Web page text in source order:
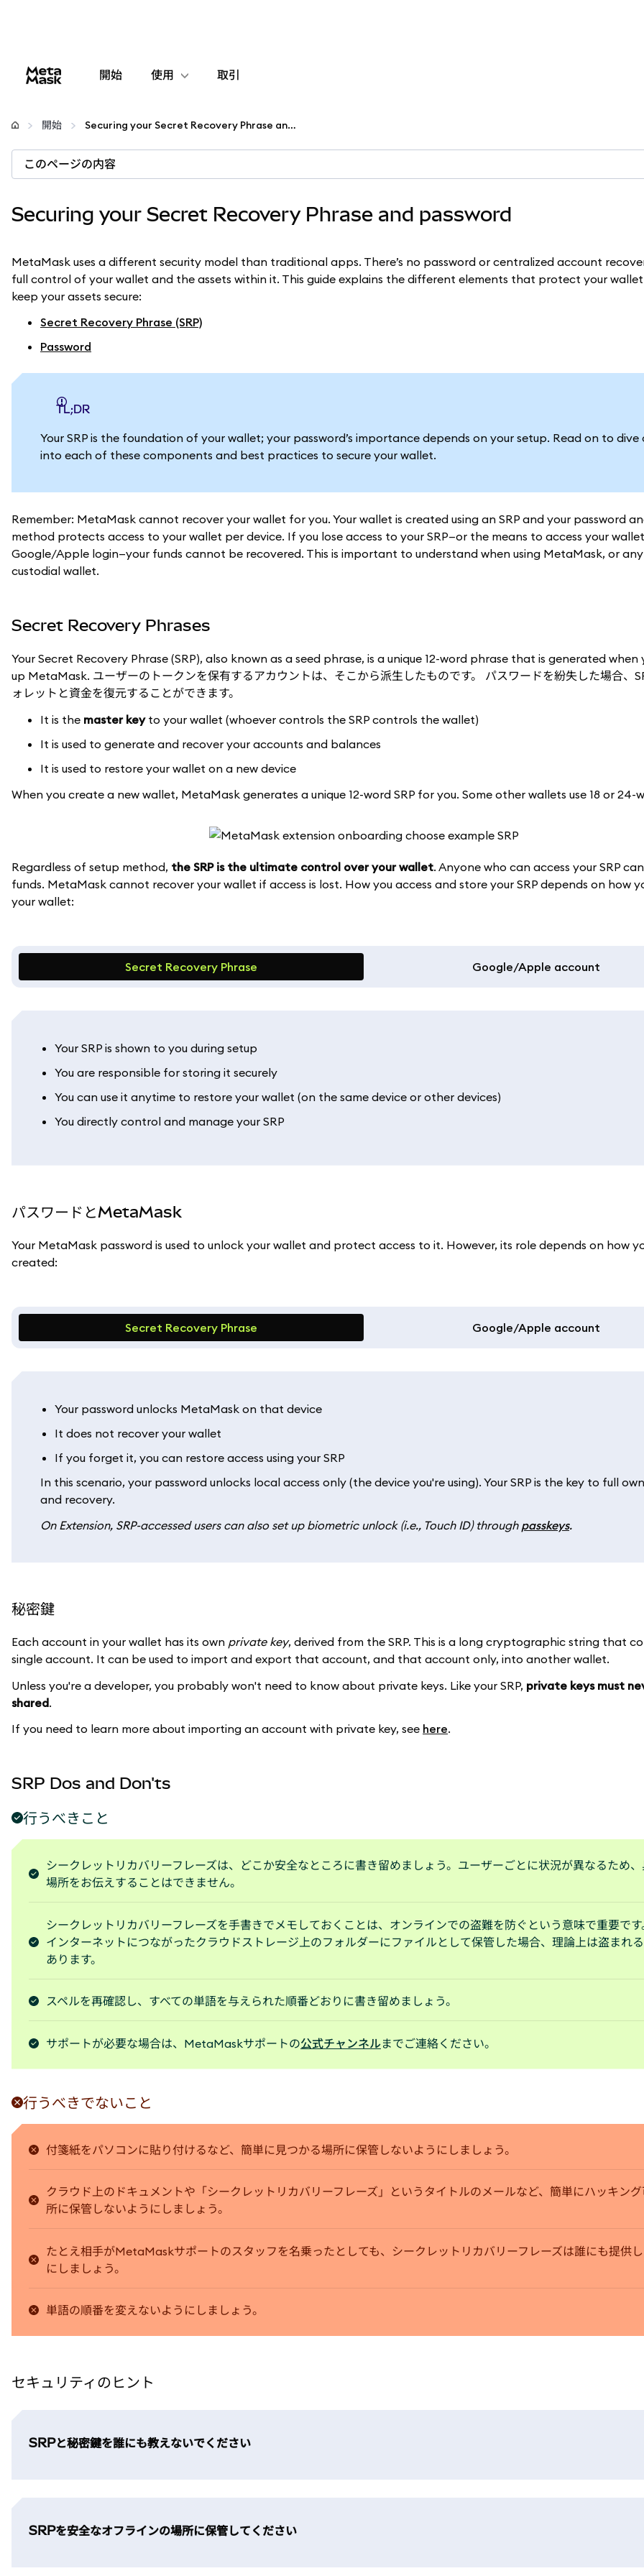
開始 使用
設定
仮想通貨の管理
取引
開始 Securing your Secret Recovery Phrase and password
このページの内容
Securing your Secret Recovery Phrase and password
MetaMask uses a different security model than traditional apps. There’s no password or centralized account
full control of your wallet and the assets within it. This guide explains the different elements that protect your
keep your assets secure:
Secret Recovery Phrase (SRP)
Password
TL;DR
Your SRP is the foundation of your wallet; your password’s importance depends on your setup. Read on to dive
into each of these components and best practices to secure your wallet.
Remember: MetaMask cannot recover your wallet for you. Your wallet is created using an SRP and your password
method protects access to your wallet per device. If you lose access to your SRP—or the means to access your
Google/Apple login—your funds cannot be recovered. This is important to understand when using MetaMask, or
custodial wallet.
Secret Recovery Phrases
Your Secret Recovery Phrase (SRP), also known as a seed phrase, is a unique 12-word phrase that is generated when
up MetaMask. ユーザーのトークンを保有するアカウントは、そこから派生したものです。 パスワードを紛失した場合、
ォレットと資金を復元することができます。
It is the master keyto your wallet (whoever controls the SRP controls the wallet)
It is used to generate and recover your accounts and balances
It is used to restore your wallet on a new device
When you create a new wallet, MetaMask generates a unique 12-word SRP for you. Some other wallets use 18 or 24-
Regardless of setup method, the SRP is the ultimate control over your wallet. Anyone who can access your SRP
funds. MetaMask cannot recover your wallet if access is lost. How you access and store your SRP depends on how
your wallet:
Secret Recovery Phrase Google/Apple account
Your SRP is shown to you during setup
You are responsible for storing it securely
You can use it anytime to restore your wallet (on the same device or other devices)
You directly control and manage your SRP
パスワードとMetaMask
Your MetaMask password is used to unlock your wallet and protect access to it. However, its role depends on how
created:
Secret Recovery Phrase Google/Apple account
Your password unlocks MetaMask on that device
It does not recover your wallet
If you forget it, you can restore access using your SRP
In this scenario, your password unlocks local access only (the device you're using). Your SRP is the key to full
and recovery.
On Extension, SRP-accessed users can also set up biometric unlock (i.e., Touch ID) through passkeys.
秘密鍵
Each account in your wallet has its own private key, derived from the SRP. This is a long cryptographic string that
single account. It can be used to import and export that account, and that account only, into another wallet.
Unless you're a developer, you probably won't need to know about private keys. Like your SRP, private keys must
shared.
If you need to learn more about importing an account with private key, see here.
SRP Dos and Don'ts
行うべきこと
シークレットリカバリーフレーズは、どこか安全なところに書き留めましょう。ユーザーごとに状況が異なるため
場所をお伝えすることはできません。
シークレットリカバリーフレーズを手書きでメモしておくことは、オンラインでの盗難を防ぐという意味で重要です
インターネットにつながったクラウドストレージ上のフォルダーにファイルとして保管した場合、理論上は盗まれ
あります。
スペルを再確認し、すべての単語を与えられた順番どおりに書き留めましょう。
サポートが必要な場合は、MetaMaskサポートの公式チャンネルまでご連絡ください。
行うべきでないこと
付箋紙をパソコンに貼り付けるなど、簡単に見つかる場所に保管しないようにしましょう。
クラウド上のドキュメントや「シークレットリカバリーフレーズ」というタイトルのメールなど、簡単にハッキン
所に保管しないようにしましょう。
たとえ相手がMetaMaskサポートのスタッフを名乗ったとしても、シークレットリカバリーフレーズは誰にも提供
にしましょう。
単語の順番を変えないようにしましょう。
セキュリティのヒント
SRPと秘密鍵を誰にも教えないでください
SRPを安全なオフラインの場所に保管してください